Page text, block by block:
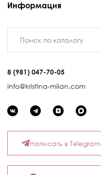
Информация
8 (981) 047-70-05
info@kristina-milan.com
Написать в Telegram